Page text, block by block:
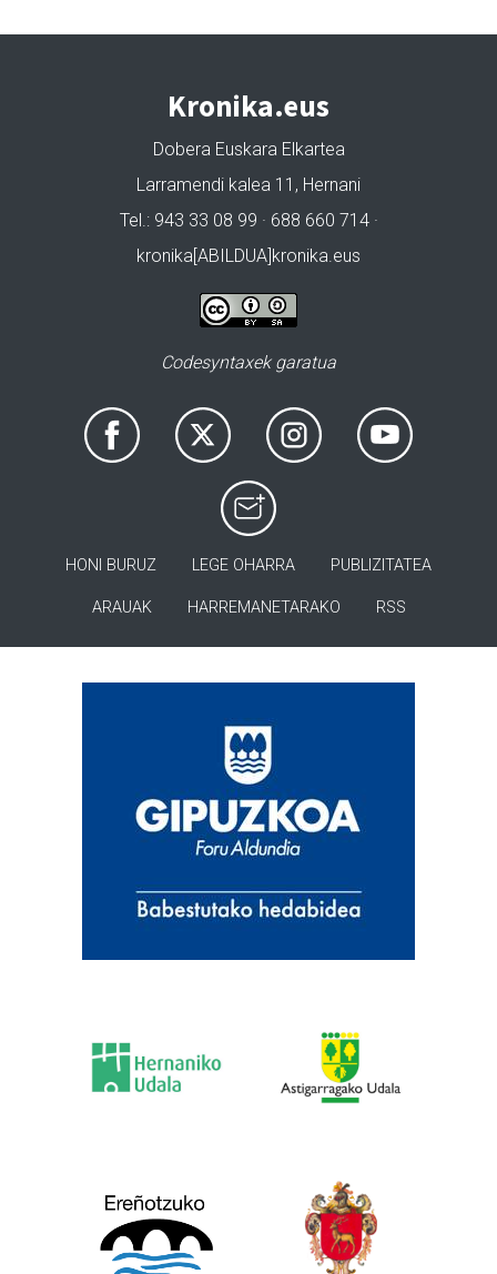
Kronika.eus
Dobera Euskara Elkartea
Larramendi kalea 11, Hernani
Tel.: 943 33 08 99 · 688 660 714 ·
kronika[ABILDUA]kronika.eus
Codesyntaxek garatua
HONI BURUZ LEGE OHARRA PUBLIZITATEA
ARAUAK HARREMANETARAKO RSS